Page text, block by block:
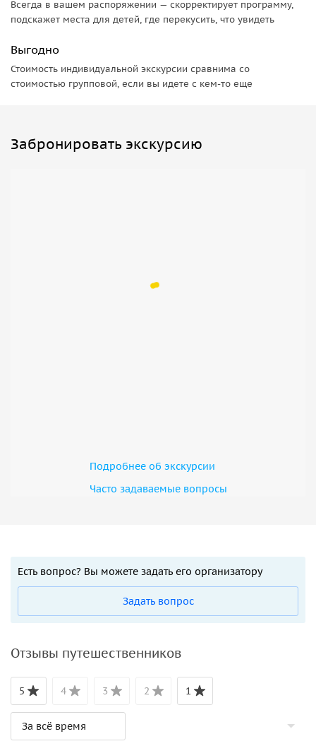
автоматически в первой точке маршрута. Все истории
в нужных местах.
4.Если вы купили экскурсию для нескольких человек,
перешлите сообщение со
5.
Возьмите с собой на экскурсию наушники и пауэрбэнк
(внешний аккумулятор для
Всегда в вашем распоряжении — скорректирует программу,
подскажет места для детей, где перекусить, что увидеть
Выгодно
Стоимость индивидуальной экскурсии сравнима со
стоимостью групповой, если вы идете с кем-то еще
Забронировать экскурсию
Подробнее об экскурсии
Часто задаваемые вопросы
Есть вопрос? Вы можете задать его организатору
Задать вопрос
Отзывы путешественников
5 4 3 2 1